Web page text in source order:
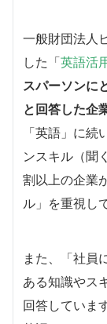
一般財団法人
した「英語活
スパーソンに
と回答した企
「英語」に
ンスキル（聞
割以上の企業
ル」を重視し
また、「社員
ある知識やス
回答しています